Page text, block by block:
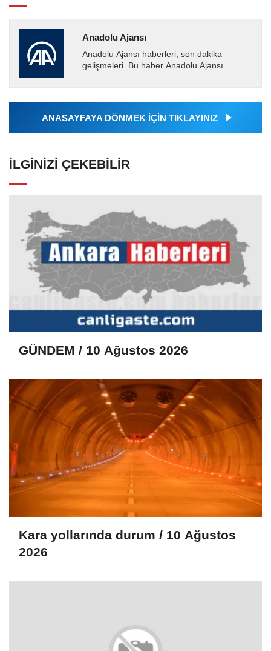
Anadolu Ajansı
Anadolu Ajansı haberleri, son dakika
gelişmeleri. Bu haber Anadolu Ajansı
tarafından geçilen tüm...
ANASAYFAYA DÖNMEK İÇİN TIKLAYINIZ
İLGINIZI ÇEKEBILIR
GÜNDEM / 10 Ağustos 2026
Kara yollarında durum / 10 Ağustos
2026